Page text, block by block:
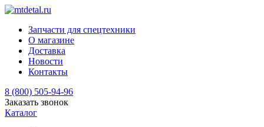
Запчасти для спецтехники
О магазине
Доставка
Новости
Контакты
8 (800) 505-94-96
Заказать звонок
Каталог